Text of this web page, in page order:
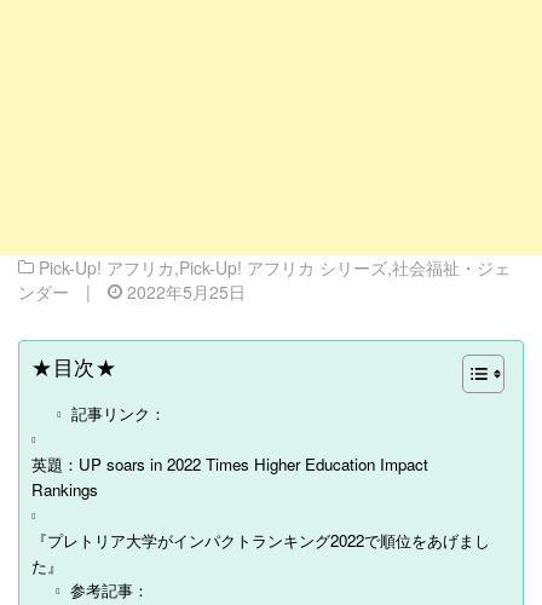
Pick-Up! アフリカ,Pick-Up! アフリカ シリーズ,社会福祉・ジェ
ンダー
| 2022年5月25日
★目次★
記事リンク：
英題：UP soars in 2022 Times Higher Education Impact
Rankings
『プレトリア大学がインパクトランキング2022で順位をあげまし
た』
参考記事：